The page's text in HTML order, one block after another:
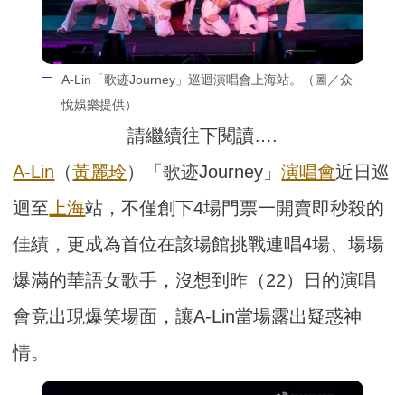
A-Lin「歌迹Journey」巡迴演唱會上海站。（圖／众
悅娛樂提供）
請繼續往下閱讀….
A-Lin （黃麗玲）「歌迹Journey」演唱會近日巡
迴至上海站，不僅創下4場門票一開賣即秒殺的
佳績，更成為首位在該場館挑戰連唱4場、場場
爆滿的華語女歌手，沒想到昨（22）日的演唱
會竟出現爆笑場面，讓A-Lin當場露出疑惑神
情。